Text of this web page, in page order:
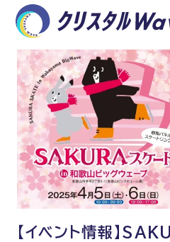
【イベント情報】